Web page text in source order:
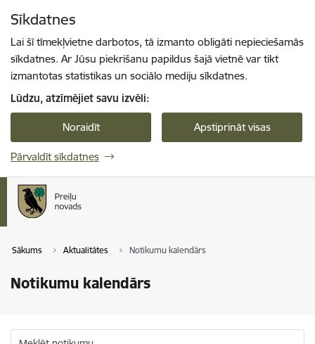
Sīkdatnes
Lai šī tīmekļvietne darbotos, tā izmanto obligāti nepieciešamās
sīkdatnes. Ar Jūsu piekrišanu papildus šajā vietnē var tikt
izmantotas statistikas un sociālo mediju sīkdatnes.
Lūdzu, atzīmējiet savu izvēli:
Noraidīt Apstiprināt visas
Pārvaldīt sīkdatnes
Sākums Aktualitātes Notikumu kalendārs
Notikumu kalendārs